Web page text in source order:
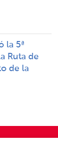
la 5ª
Ruta de
de la